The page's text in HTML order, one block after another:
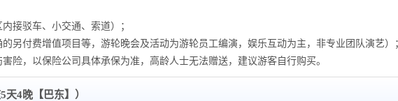
接驳车、小交通、索道）；
的另付费增值项目等，游轮晚会及活动为游轮员工编演，娱乐互动为主，非专业团队演艺）
险，以保险公司具体承保为准，高龄人士无法赠送，建议游客自行购买。
4晚【巴东】）